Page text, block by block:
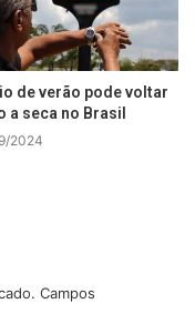
de verão pode voltar
a seca no Brasil
2024
Campos